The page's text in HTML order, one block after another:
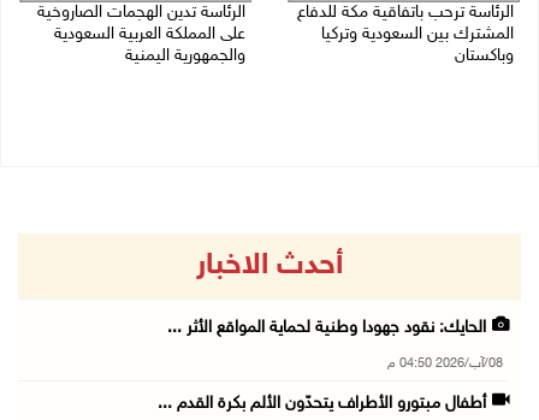
الرئاسة ترحب باتفاقية مكة للدفاع
المشترك بين السعودية وتركيا
وباكستان
الرئاسة تدين الهجمات الصاروخية
على المملكة العربية السعودية
والجمهورية اليمنية
أحدث الاخبار
الحايك: نقود جهودا وطنية لحماية المواقع الأثر ...
08/آب/2026 04:50 م
أطفال مبتورو الأطراف يتحدّون الألم بكرة القدم ...